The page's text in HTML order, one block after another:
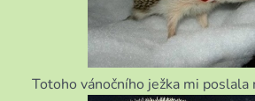
Totoho vánočního ježka mi poslala